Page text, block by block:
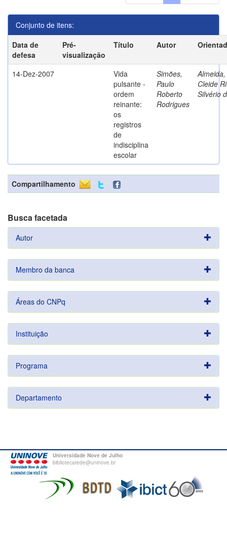
Conjunto de itens:
Data de
defesa
Pré-
visualização
Título Autor
14-Dez-2007
Vida
pulsante -
ordem
reinante:
os
registros
de
indisciplina
escolar
Simões,
Paulo
Roberto
Rodrigues
Almeida,
Cleide
Silvério
Compartilhamento
Busca facetada
Autor
Membro da banca
Áreas do CNPq
Instituição
Programa
Departamento
Universidade Nove de Julho
bibliotecatede@uninove.br